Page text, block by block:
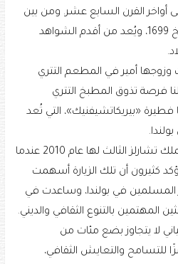
أواخر القرن السابع عشر. ومن بين
هذه الشواهد قبر يحمل تاريخ 1699، ويُعد من أقدم الشواهد
وزوجها أمير في المطعم التتري
فرصة تذوق المطبخ التتري
فطيرة «بيريكاتشيفنيك»، التي تُعد
ويفتخر سكان القرية بزيارة الملك تشارلز الثالث لها عام 2010 عندما
كثيرون أن تلك الزيارة أسهمت
المسلمين في بولندا، وساعدت في
المهتمين بالتنوع الثقافي والديني.
لا يتجاوز بضع مئات من
للتسامح والتعايش الثقافي،